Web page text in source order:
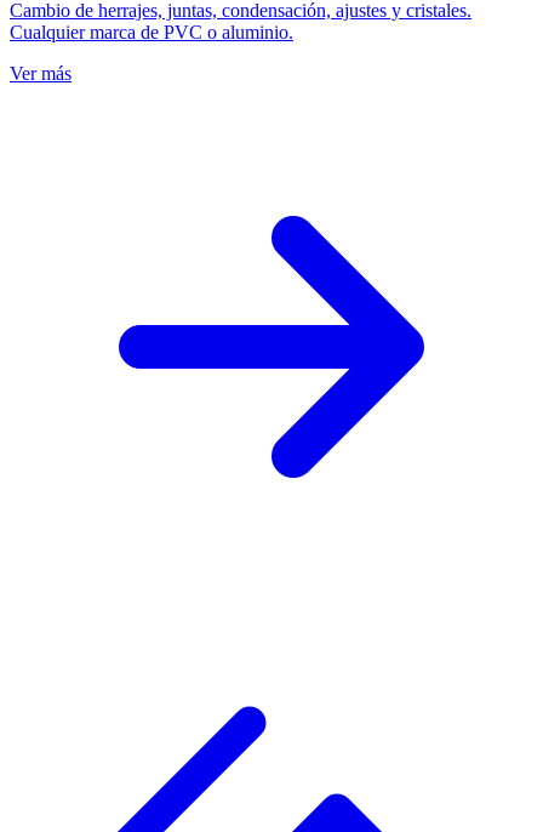
Cambio de herrajes, juntas, condensación, ajustes y cristales.
Cualquier marca de PVC o aluminio.
Ver más